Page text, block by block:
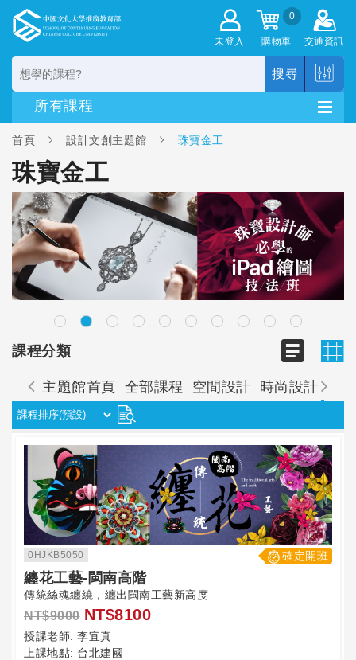
未登入
0
購物車 交通資訊
搜尋
首頁 設計文創主題館 珠寶金工
珠寶金工
課程分類
主題館首頁 全部課程 空間設計 時尚設計 珠
0HJKB5050 確定開班
纏花工藝-閩南高階
傳統絲魂纏繞，纏出閩南工藝新高度
NT$9000 NT$8100
授課老師: 李宜真
上課地點: 台北建國